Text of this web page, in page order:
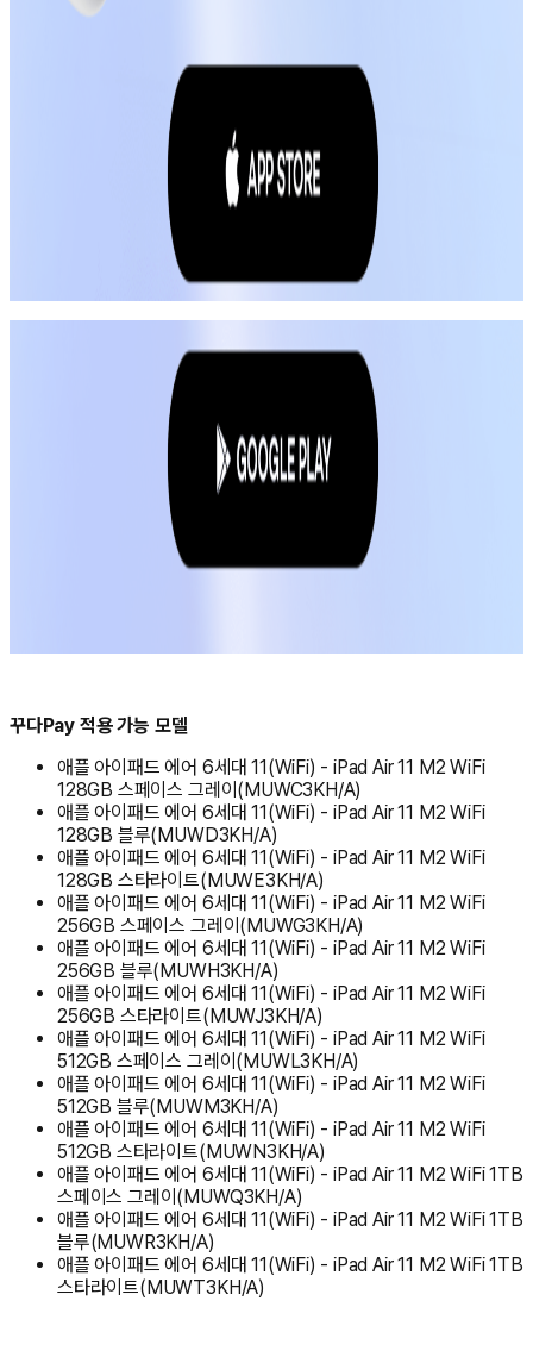
꾸다Pay 적용 가능 모델
애플 아이패드 에어 6세대 11(WiFi) - iPad Air 11 M2 WiFi
128GB 스페이스 그레이(MUWC3KH/A)
애플 아이패드 에어 6세대 11(WiFi) - iPad Air 11 M2 WiFi
128GB 블루(MUWD3KH/A)
애플 아이패드 에어 6세대 11(WiFi) - iPad Air 11 M2 WiFi
128GB 스타라이트(MUWE3KH/A)
애플 아이패드 에어 6세대 11(WiFi) - iPad Air 11 M2 WiFi
256GB 스페이스 그레이(MUWG3KH/A)
애플 아이패드 에어 6세대 11(WiFi) - iPad Air 11 M2 WiFi
256GB 블루(MUWH3KH/A)
애플 아이패드 에어 6세대 11(WiFi) - iPad Air 11 M2 WiFi
256GB 스타라이트(MUWJ3KH/A)
애플 아이패드 에어 6세대 11(WiFi) - iPad Air 11 M2 WiFi
512GB 스페이스 그레이(MUWL3KH/A)
애플 아이패드 에어 6세대 11(WiFi) - iPad Air 11 M2 WiFi
512GB 블루(MUWM3KH/A)
애플 아이패드 에어 6세대 11(WiFi) - iPad Air 11 M2 WiFi
512GB 스타라이트(MUWN3KH/A)
애플 아이패드 에어 6세대 11(WiFi) - iPad Air 11 M2 WiFi 1TB
스페이스 그레이(MUWQ3KH/A)
애플 아이패드 에어 6세대 11(WiFi) - iPad Air 11 M2 WiFi 1TB
블루(MUWR3KH/A)
애플 아이패드 에어 6세대 11(WiFi) - iPad Air 11 M2 WiFi 1TB
스타라이트(MUWT3KH/A)